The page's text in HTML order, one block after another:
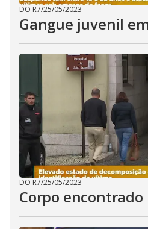
DO R7/25/05/2023
Gangue juvenil
DO R7/25/05/2023
Corpo encontrado